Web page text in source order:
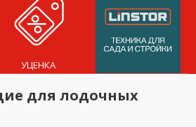
УЦЕНКА
для лодочных